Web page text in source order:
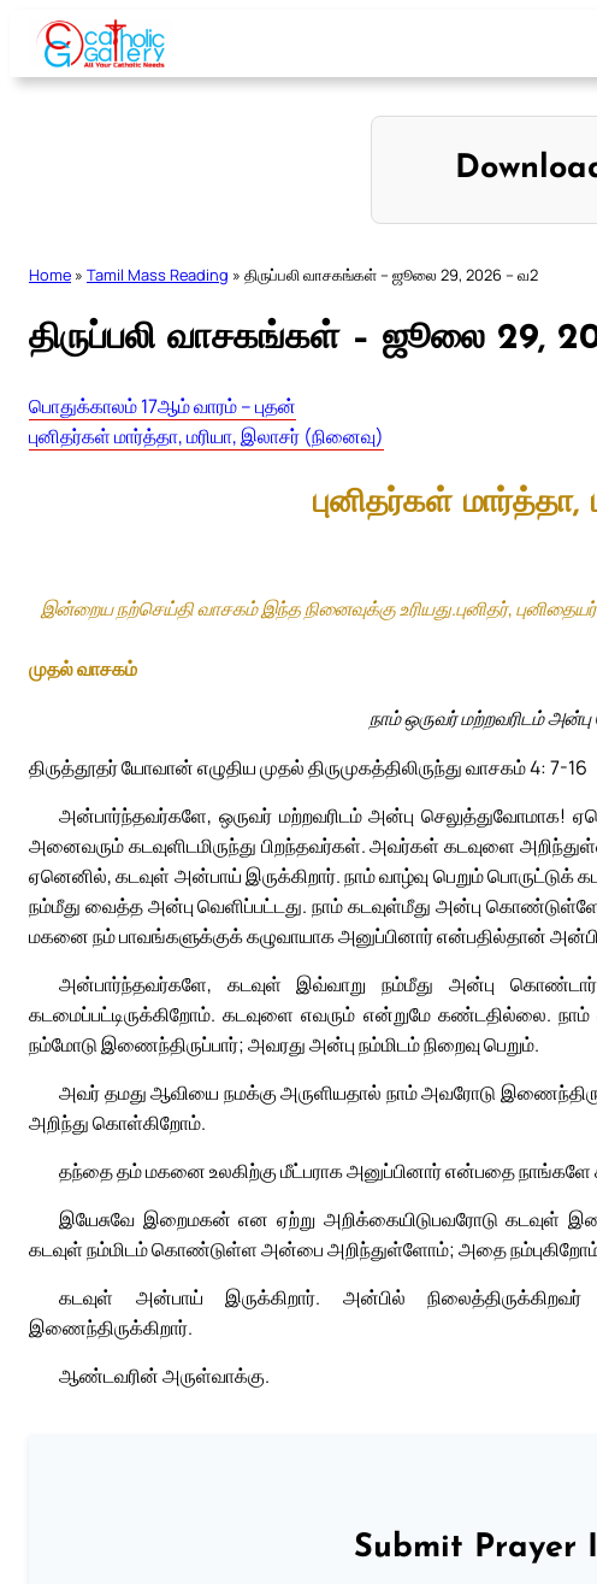
Skip
content
Home » Tamil Mass Reading » திருப்பலி வாசகங்கள் – ஜூலை 29, 2026 – வ2
திருப்பலி வாசகங்கள் – ஜூலை 29,
பொதுக்காலம் 17ஆம் வாரம் – புதன்
புனிதர்கள் மார்த்தா, மரியா, இலாசர் (நினைவு)
புனிதர்கள் மார்த்தா,
இன்றைய நற்செய்தி வாசகம் இந்த நினைவுக்கு உரியது.புனிதர்,
முதல் வாசகம்
நாம் ஒருவர் மற்றவரிடம்
திருத்தூதர் யோவான் எழுதிய முதல் திருமுகத்திலிருந்து வாசகம் 4: 7-16
அன்பார்ந்தவர்களே, ஒருவர் மற்றவரிடம் அன்பு செலுத்துவோமாக!
அனைவரும் கடவுளிடமிருந்து பிறந்தவர்கள். அவர்கள் கடவுளை
ஏனெனில், கடவுள் அன்பாய் இருக்கிறார். நாம் வாழ்வு பெறும்
நம்மீது வைத்த அன்பு வெளிப்பட்டது. நாம் கடவுள்மீது அன்பு
மகனை நம் பாவங்களுக்குக் கழுவாயாக அனுப்பினார் என்பதில்தான்
அன்பார்ந்தவர்களே, கடவுள் இவ்வாறு நம்மீது அன்பு
கடமைப்பட்டிருக்கிறோம். கடவுளை எவரும் என்றுமே கண்டதில்லை.
நம்மோடு இணைந்திருப்பார்; அவரது அன்பு நம்மிடம் நிறைவு பெறும்.
அவர் தமது ஆவியை நமக்கு அருளியதால் நாம் அவரோடு
அறிந்து கொள்கிறோம்.
தந்தை தம் மகனை உலகிற்கு மீட்பராக அனுப்பினார் என்பதை
இயேசுவே இறைமகன் என ஏற்று அறிக்கையிடுபவரோடு கடவுள்
கடவுள் நம்மிடம் கொண்டுள்ள அன்பை அறிந்துள்ளோம்; அதை
கடவுள் அன்பாய் இருக்கிறார். அன்பில்
இணைந்திருக்கிறார்.
ஆண்டவரின் அருள்வாக்கு.
Submit Prayer